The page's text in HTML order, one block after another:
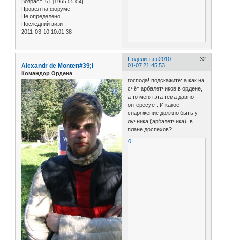
[1965-05-04]
Провел на форуме:
Не определено
Последний визит:
2011-03-10 10:01:38
Поделиться 32
2010-
01-07 21:45:53
Alexandr de Monten#39;i
Командор Ордена
господа! подскажите: а как на
счёт арбалетчиков в ордене,
а то меня эта тема давно
онтересует. И какое
снаряжение должно быть у
лучника (арбалетчика), в
плане доспехов?
0